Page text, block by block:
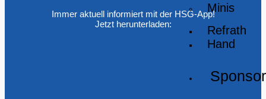
Minis
Refrath
Hand
Immer aktuell informiert mit der HSG-App!
Jetzt herunterladen: